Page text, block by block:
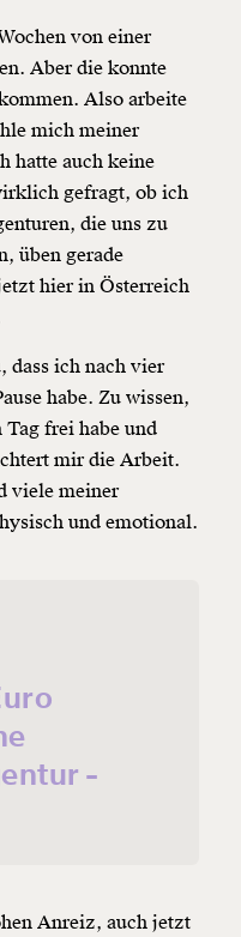
von einer
Aber die konnte
Also arbeite
mich meiner
hatte auch keine
gefragt, ob ich
die uns zu
üben gerade
hier in Österreich
dass ich nach vier
habe. Zu wissen,
Tag frei habe und
mir die Arbeit.
viele meiner
und emotional.
-
Anreiz, auch jetzt